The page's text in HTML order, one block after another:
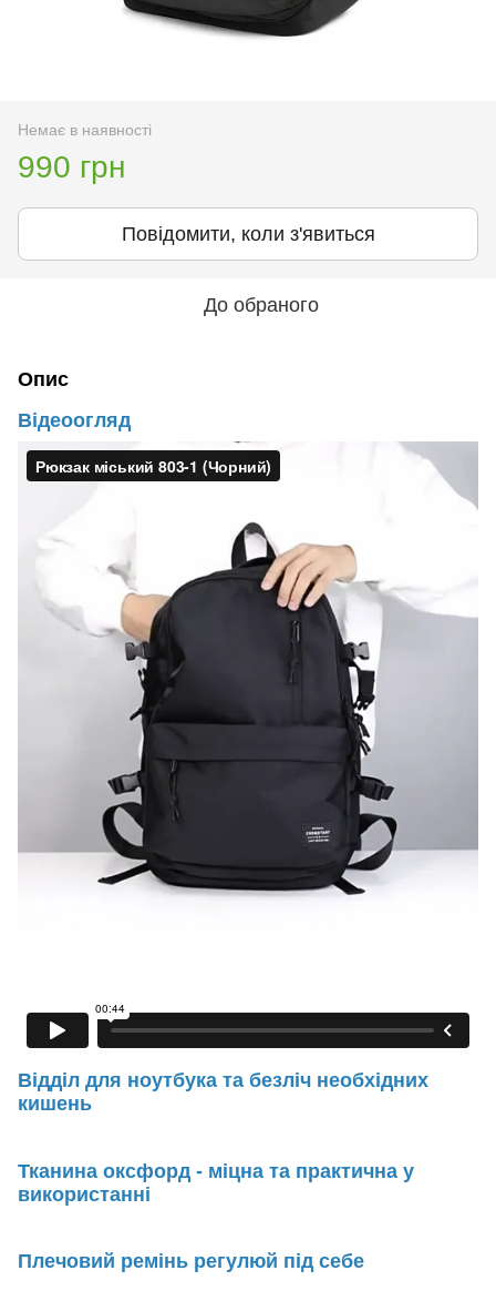
Немає в наявності
990 грн
Повідомити, коли з'явиться
До обраного
Опис
Відеоогляд
Відділ для ноутбука та безліч необхідних
кишень
Тканина оксфорд - міцна та практична у
використанні
Плечовий ремінь регулюй під себе